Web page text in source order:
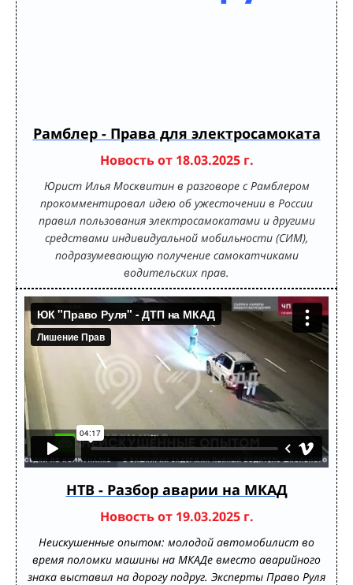
Рамблер - Права для электросамоката
Новость от 18.03.2025 г.
Юрист Илья Москвитин в разговоре с Рамблером
прокомментировал идею об ужесточении в России
правил пользования электросамокатами и другими
средствами индивидуальной мобильности (СИМ),
подразумевающую получение самокатчиками
водительских прав.
НТВ - Разбор аварии на МКАД
Новость от 19.03.2025 г.
Неискушенные опытом: молодой автомобилист во
время поломки машины на МКАДе вместо аварийного
знака выставил на дорогу подруг. Эксперты Право Руля